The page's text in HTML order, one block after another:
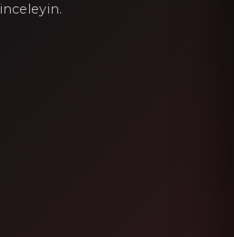
inceleyin.